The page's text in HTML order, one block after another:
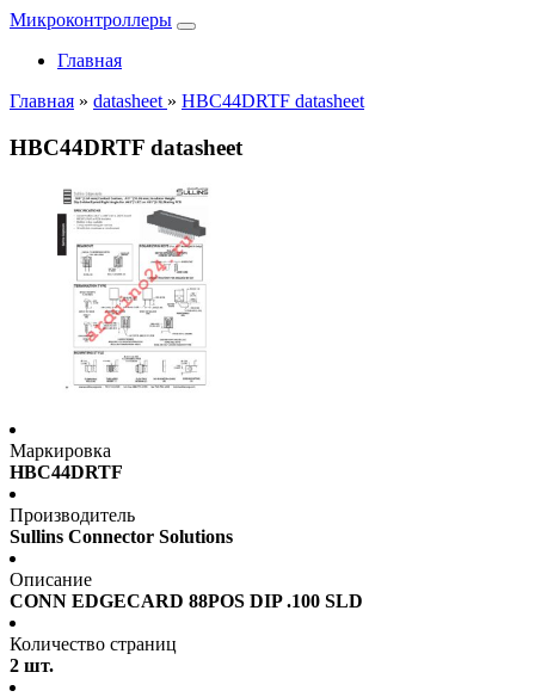
Микроконтроллеры
Главная
Главная » datasheet » HBC44DRTF datasheet
HBC44DRTF datasheet
Маркировка
HBC44DRTF
Производитель
Sullins Connector Solutions
Описание
CONN EDGECARD 88POS DIP .100 SLD
Количество страниц
2 шт.